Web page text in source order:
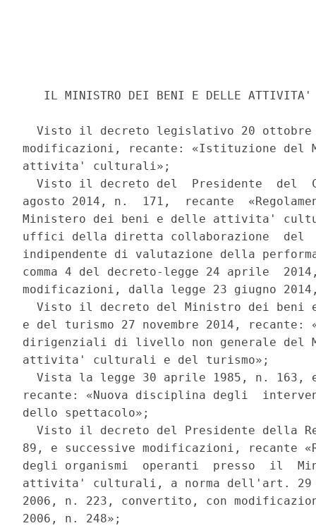
IL MINISTRO DEI BENI E DELLE
Visto il decreto legislativo 20
modificazioni, recante: «Istituzione
attivita' culturali»;
Visto il decreto del  Presidente  del
agosto 2014, n.  171,  recante
Ministero dei beni e delle attivita'
uffici della diretta collaborazione  del
indipendente di valutazione della
comma 4 del decreto-legge 24 aprile
modificazioni, dalla legge 23 giugno
Visto il decreto del Ministro dei beni
e del turismo 27 novembre 2014,
dirigenziali di livello non generale del
attivita' culturali e del turismo»;
Vista la legge 30 aprile 1985, n. 163,
recante: «Nuova disciplina degli
dello spettacolo»;
Visto il decreto del Presidente della
89, e successive modificazioni, recante
degli organismi  operanti  presso  il
attivita' culturali, a norma dell'art. 29
2006, n. 223, convertito, con
2006, n. 248»;